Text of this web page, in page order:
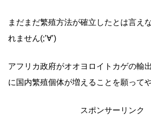
まだまだ繁殖方法が確立したとは言え
れません(;’∀’)
アフリカ政府がオオヨロイトカゲの輸
に国内繁殖個体が増えることを願って
スポンサーリンク